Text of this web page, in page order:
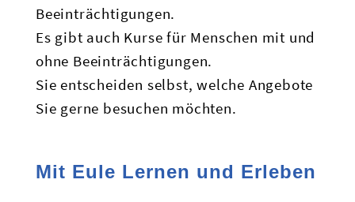
Beeinträchtigungen.
Es gibt auch Kurse für Menschen mit und
ohne Beeinträchtigungen.
Sie entscheiden selbst, welche Angebote
Sie gerne besuchen möchten.
Mit Eule Lernen und Erleben